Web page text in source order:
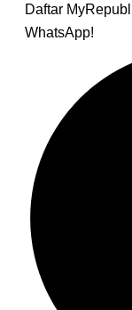
Daftar
WhatsApp!